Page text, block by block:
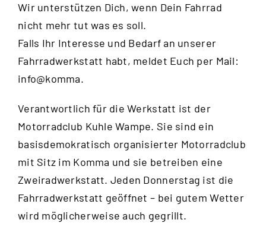
Wir unterstützen Dich, wenn Dein Fahrrad
nicht mehr tut was es soll.
Falls Ihr Interesse und Bedarf an unserer
Fahrradwerkstatt habt, meldet Euch per Mail:
info@komma.
Verantwortlich für die Werkstatt ist der
Motorradclub Kuhle Wampe. Sie sind ein
basisdemokratisch organisierter Motorradclub
mit Sitz im Komma und sie betreiben eine
Zweiradwerkstatt. Jeden Donnerstag ist die
Fahrradwerkstatt geöffnet – bei gutem Wetter
wird möglicherweise auch gegrillt.